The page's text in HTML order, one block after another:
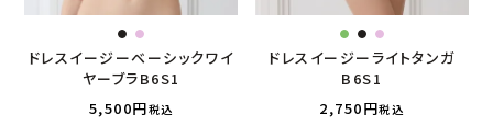
ドレスイージーベーシックワイ
ヤーブラB6S1
5,500
税込
ドレスイージーライトタンガ
B6S1
2,750
税込